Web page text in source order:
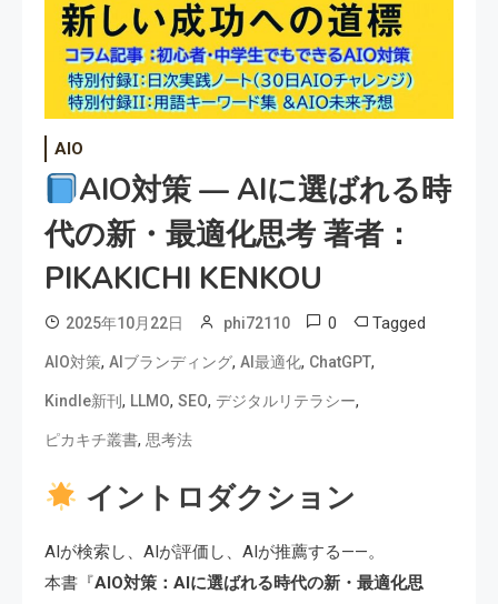
AIO
AIO対策 — AIに選ばれる時
代の新・最適化思考 著者：
PIKAKICHI KENKOU
2025年10月22日 phi72110 0 Tagged
AIO対策, AIブランディング, AI最適化, ChatGPT,
Kindle新刊 , LLMO, SEO, デジタルリテラシー,
ピカキチ叢書, 思考法
イントロダクション
AIが検索し、AIが評価し、AIが推薦する——。
本書『AIO対策：AIに選ばれる時代の新・最適化思